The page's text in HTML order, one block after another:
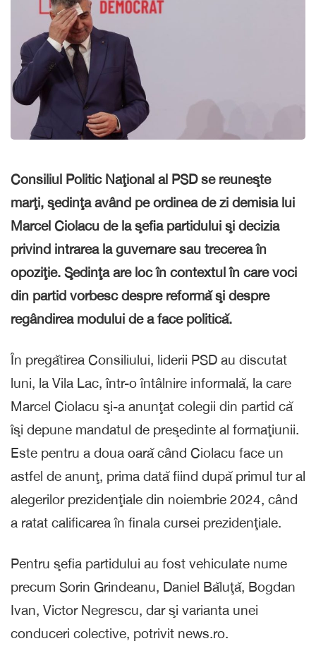
Consiliul Politic Naţional al PSD se reuneşte
marţi, şedinţa având pe ordinea de zi demisia lui
Marcel Ciolacu de la şefia partidului şi decizia
privind intrarea la guvernare sau trecerea în
opoziţie. Şedinţa are loc în contextul în care voci
din partid vorbesc despre reformă şi despre
regândirea modului de a face politică.
În pregătirea Consiliului, liderii PSD au discutat
luni, la Vila Lac, într-o întâlnire informală, la care
Marcel Ciolacu şi-a anunţat colegii din partid că
îşi depune mandatul de preşedinte al formaţiunii.
Este pentru a doua oară când Ciolacu face un
astfel de anunţ, prima dată fiind după primul tur al
alegerilor prezidenţiale din noiembrie 2024, când
a ratat calificarea în finala cursei prezidenţiale.
Pentru şefia partidului au fost vehiculate nume
precum Sorin Grindeanu, Daniel Băluţă, Bogdan
Ivan, Victor Negrescu, dar şi varianta unei
conduceri colective, potrivit news.ro.